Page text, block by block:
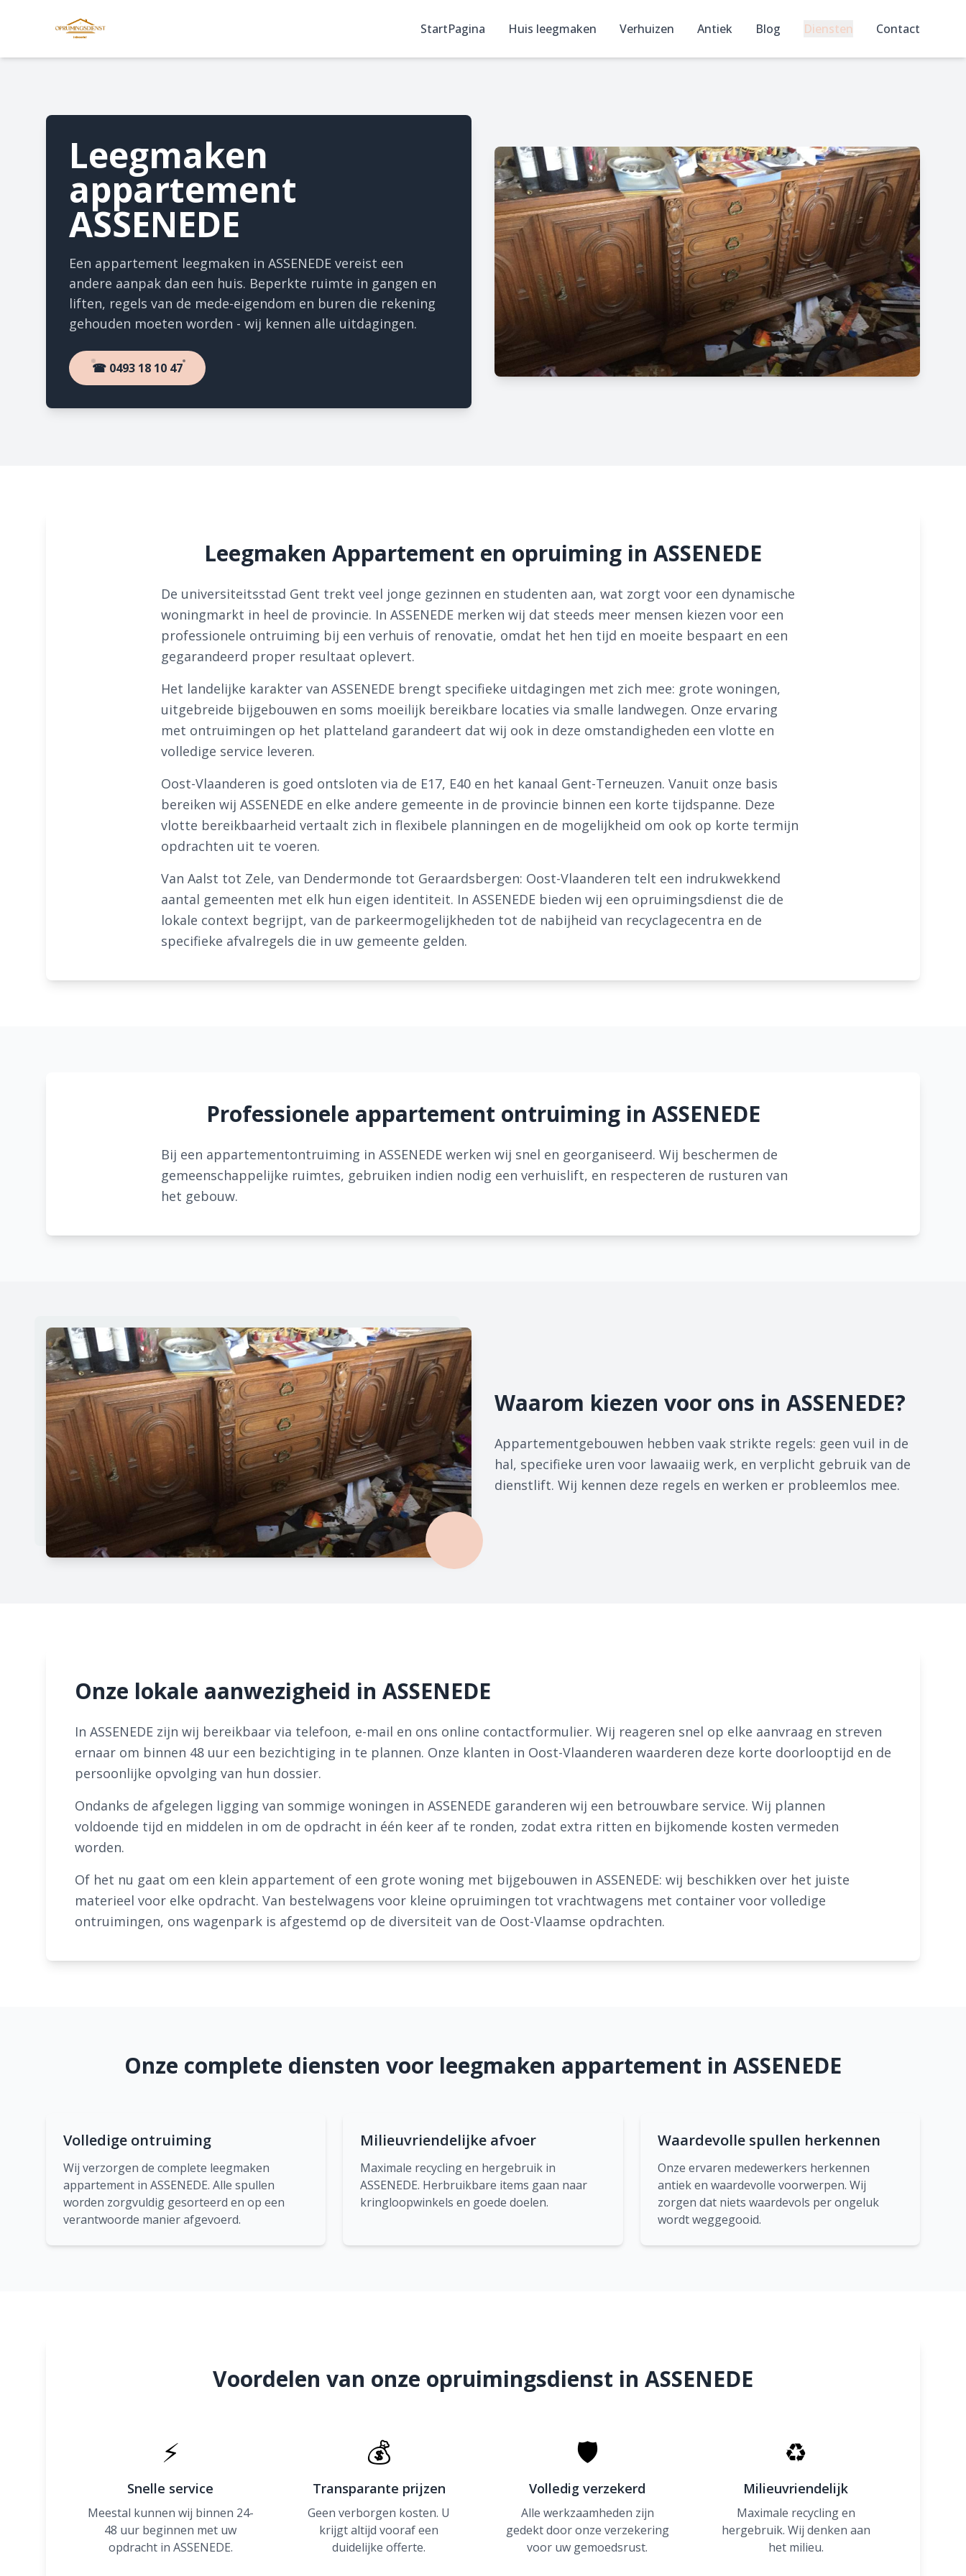
StartPagina Huis leegmaken Verhuizen Antiek Blog Diensten Contact
Leegmaken
appartement
ASSENEDE
Een appartement leegmaken in ASSENEDE vereist een
andere aanpak dan een huis. Beperkte ruimte in gangen en
liften, regels van de mede-eigendom en buren die rekening
gehouden moeten worden - wij kennen alle uitdagingen.
☎ 0493 18 10 47
Leegmaken Appartement en opruiming in ASSENEDE
De universiteitsstad Gent trekt veel jonge gezinnen en studenten aan, wat zorgt voor een dynamische
woningmarkt in heel de provincie. In ASSENEDE merken wij dat steeds meer mensen kiezen voor een
professionele ontruiming bij een verhuis of renovatie, omdat het hen tijd en moeite bespaart en een
gegarandeerd proper resultaat oplevert.
Het landelijke karakter van ASSENEDE brengt specifieke uitdagingen met zich mee: grote woningen,
uitgebreide bijgebouwen en soms moeilijk bereikbare locaties via smalle landwegen. Onze ervaring
met ontruimingen op het platteland garandeert dat wij ook in deze omstandigheden een vlotte en
volledige service leveren.
Oost-Vlaanderen is goed ontsloten via de E17, E40 en het kanaal Gent-Terneuzen. Vanuit onze basis
bereiken wij ASSENEDE en elke andere gemeente in de provincie binnen een korte tijdspanne. Deze
vlotte bereikbaarheid vertaalt zich in flexibele planningen en de mogelijkheid om ook op korte termijn
opdrachten uit te voeren.
Van Aalst tot Zele, van Dendermonde tot Geraardsbergen: Oost-Vlaanderen telt een indrukwekkend
aantal gemeenten met elk hun eigen identiteit. In ASSENEDE bieden wij een opruimingsdienst die de
lokale context begrijpt, van de parkeermogelijkheden tot de nabijheid van recyclagecentra en de
specifieke afvalregels die in uw gemeente gelden.
Professionele appartement ontruiming in ASSENEDE
Bij een appartementontruiming in ASSENEDE werken wij snel en georganiseerd. Wij beschermen de
gemeenschappelijke ruimtes, gebruiken indien nodig een verhuislift, en respecteren de rusturen van
het gebouw.
Waarom kiezen voor ons in ASSENEDE?
Appartementgebouwen hebben vaak strikte regels: geen vuil in de
hal, specifieke uren voor lawaaiig werk, en verplicht gebruik van de
dienstlift. Wij kennen deze regels en werken er probleemlos mee.
Onze lokale aanwezigheid in ASSENEDE
In ASSENEDE zijn wij bereikbaar via telefoon, e-mail en ons online contactformulier. Wij reageren snel op elke aanvraag en streven
ernaar om binnen 48 uur een bezichtiging in te plannen. Onze klanten in Oost-Vlaanderen waarderen deze korte doorlooptijd en de
persoonlijke opvolging van hun dossier.
Ondanks de afgelegen ligging van sommige woningen in ASSENEDE garanderen wij een betrouwbare service. Wij plannen
voldoende tijd en middelen in om de opdracht in één keer af te ronden, zodat extra ritten en bijkomende kosten vermeden
worden.
Of het nu gaat om een klein appartement of een grote woning met bijgebouwen in ASSENEDE: wij beschikken over het juiste
materieel voor elke opdracht. Van bestelwagens voor kleine opruimingen tot vrachtwagens met container voor volledige
ontruimingen, ons wagenpark is afgestemd op de diversiteit van de Oost-Vlaamse opdrachten.
Onze complete diensten voor leegmaken appartement in ASSENEDE
Volledige ontruiming
Wij verzorgen de complete leegmaken
appartement in ASSENEDE. Alle spullen
worden zorgvuldig gesorteerd en op een
verantwoorde manier afgevoerd.
Milieuvriendelijke afvoer
Maximale recycling en hergebruik in
ASSENEDE. Herbruikbare items gaan naar
kringloopwinkels en goede doelen.
Waardevolle spullen herkennen
Onze ervaren medewerkers herkennen
antiek en waardevolle voorwerpen. Wij
zorgen dat niets waardevols per ongeluk
wordt weggegooid.
Voordelen van onze opruimingsdienst in ASSENEDE
⚡
Snelle service
Meestal kunnen wij binnen 24-
48 uur beginnen met uw
opdracht in ASSENEDE.
💰
Transparante prijzen
Geen verborgen kosten. U
krijgt altijd vooraf een
duidelijke offerte.
🛡
Volledig verzekerd
Alle werkzaamheden zijn
gedekt door onze verzekering
voor uw gemoedsrust.
♻
Milieuvriendelijk
Maximale recycling en
hergebruik. Wij denken aan
het milieu.